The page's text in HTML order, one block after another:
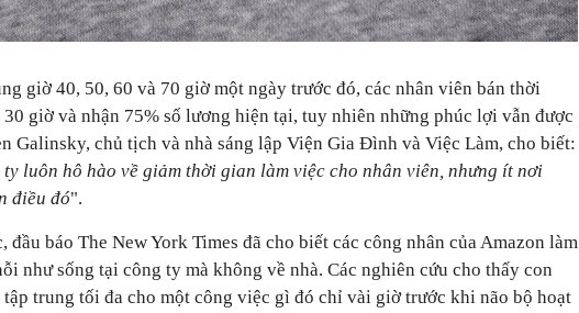
giờ 40, 50, 60 và 70 giờ một ngày trước đó, các nhân viên bán thời
30 giờ và nhận 75% số lương hiện tại, tuy nhiên những phúc lợi vẫn được
Galinsky, chủ tịch và nhà sáng lập Viện Gia Đình và Việc Làm, cho biết:
ty luôn hô hào về giảm thời gian làm việc cho nhân viên, nhưng ít nơi
điều đó".
đầu báo The New York Times đã cho biết các công nhân của Amazon làm
như sống tại công ty mà không về nhà. Các nghiên cứu cho thấy con
trung tối đa cho một công việc gì đó chỉ vài giờ trước khi não bộ hoạt